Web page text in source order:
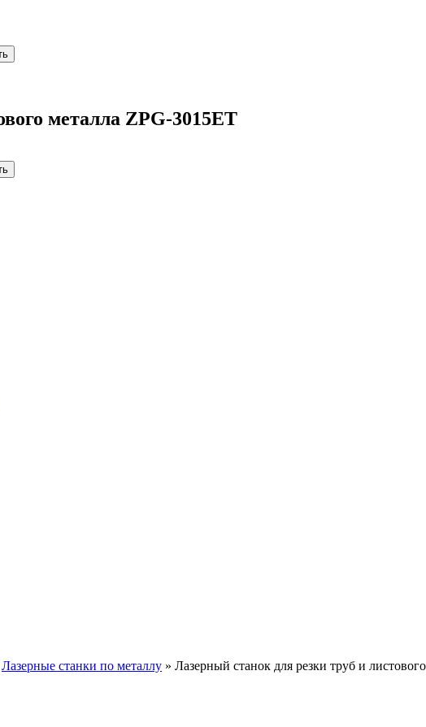
металла ZPG-3015ET
Лазерные станки по металлу » Лазерный станок для резки труб и